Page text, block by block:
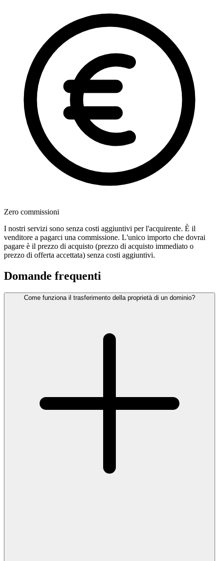
Zero commissioni
I nostri servizi sono senza costi aggiuntivi per l'acquirente. È il
venditore a pagarci una commissione. L'unico importo che dovrai
pagare è il prezzo di acquisto (prezzo di acquisto immediato o
prezzo di offerta accettata) senza costi aggiuntivi.
Domande frequenti
Come funziona il trasferimento della proprietà di un dominio?